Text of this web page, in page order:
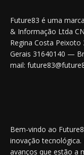
Future83 é uma
& Informação Ltda
Regina Costa
Gerais 31640140 —
mail:
Bem-vindo ao
inovação
avanços que estão a